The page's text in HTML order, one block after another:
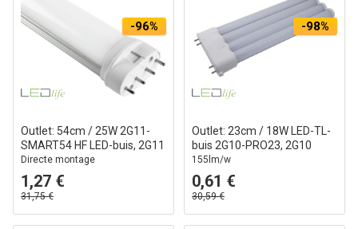
-96%
Outlet: 54cm / 25W 2G11-
SMART54 HF LED-buis, 2G11
Directe montage
1,27 €
31,75 €
-98%
Outlet: 23cm / 18W LED-TL-
buis 2G10-PRO23, 2G10
155lm/w
0,61 €
30,59 €